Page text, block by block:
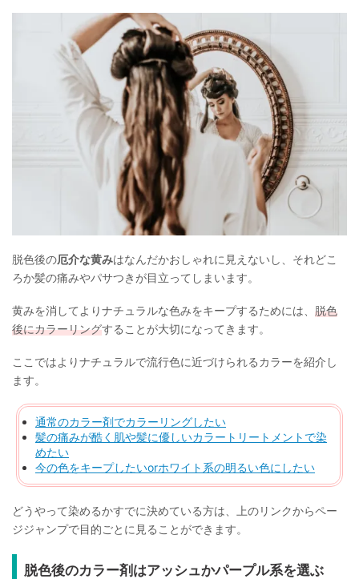
脱色後の厄介な黄みはなんだかおしゃれに見えないし、それどこ
ろか髪の痛みやパサつきが目立ってしまいます。
黄みを消してよりナチュラルな色みをキープするためには、 脱色
後にカラーリングすることが大切になってきます。
ここではよりナチュラルで流行色に近づけられるカラーを紹介し
ます。
通常のカラー剤でカラーリングしたい
髪の痛みが酷く肌や髪に優しいカラートリートメントで染
めたい
今の色をキープしたいorホワイト系の明るい色にしたい
どうやって染めるかすでに決めている方は、上のリンクからペー
ジジャンプで目的ごとに見ることができます。
脱色後のカラー剤はアッシュかパープル系を選ぶ